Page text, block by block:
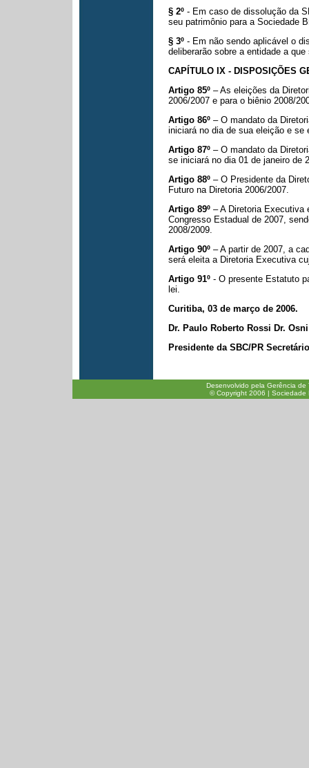
§ 2º - Em caso de dissolução da
seu patrimônio para a Sociedade
§ 3º - Em não sendo aplicável o
deliberarão sobre a entidade a
CAPÍTULO IX - DISPOSIÇÕES
Artigo 85º – As eleições da
2006/2007 e para o biênio 2008/
Artigo 86º – O mandato da
iniciará no dia de sua eleição e se
Artigo 87º – O mandato da
se iniciará no dia 01 de janeiro de
Artigo 88º – O Presidente da
Futuro na Diretoria 2006/2007.
Artigo 89º – A Diretoria Executiva
Congresso Estadual de 2007,
2008/2009.
Artigo 90º – A partir de 2007, a
será eleita a Diretoria Executiva
Artigo 91º - O presente Estatuto
lei.
Curitiba, 03 de março de 2006.
Dr. Paulo Roberto Rossi Dr.
Presidente da SBC/PR
Desenvolvido pela Gerência de
© Copyright 2006 | Sociedade